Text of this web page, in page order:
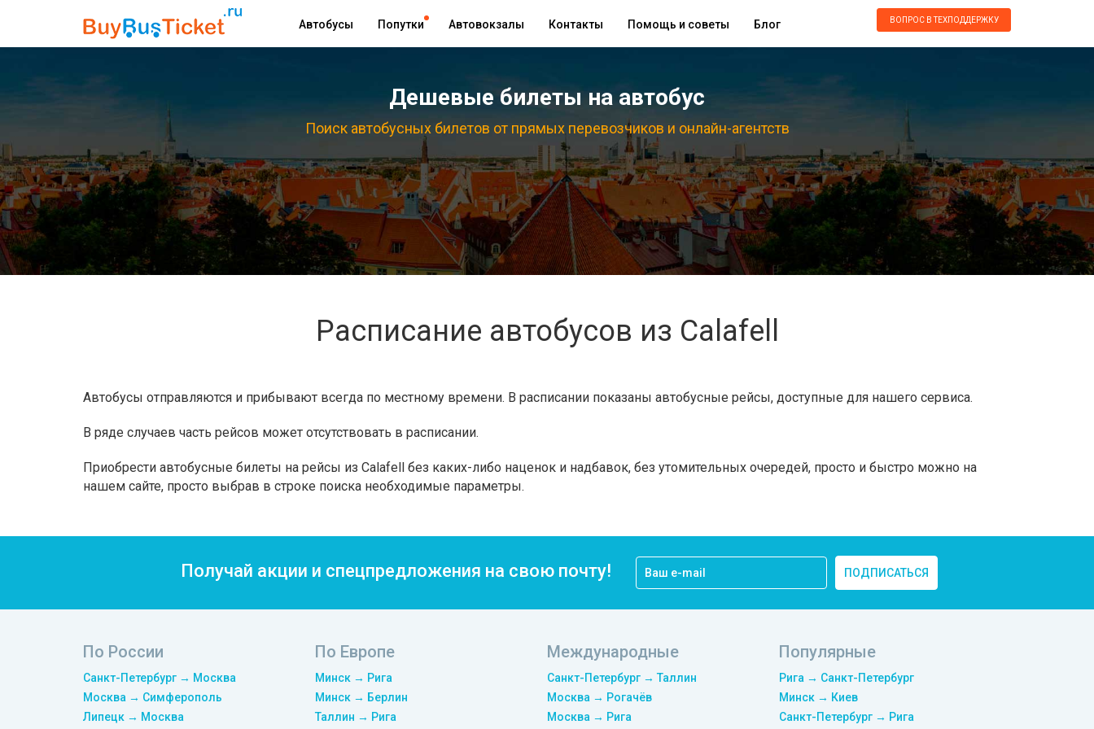
Автобусы Попутки Автовокзалы Контакты Помощь и советы Блог ВОПРОС В ТЕХПОДДЕРЖКУ
Дешевые билеты на автобус
Поиск автобусных билетов от прямых перевозчиков и онлайн-агентств
Расписание автобусов из Calafell
Автобусы отправляются и прибывают всегда по местному времени. В расписании показаны автобусные рейсы, доступные для нашего сервиса.
В ряде случаев часть рейсов может отсутствовать в расписании.
Приобрести автобусные билеты на рейсы из Calafell без каких-либо наценок и надбавок, без утомительных очередей, просто и быстро можно на
нашем сайте, просто выбрав в строке поиска необходимые параметры.
Получай акции и спецпредложения на свою почту! ПОДПИСАТЬСЯ
По России
Санкт-Петербург → Москва
Москва → Симферополь
Липецк → Москва
По Европе
Минск → Рига
Минск → Берлин
Таллин → Рига
Международные
Санкт-Петербург → Таллин
Москва → Рогачёв
Москва → Рига
Популярные
Рига → Санкт-Петербург
Минск → Киев
Санкт-Петербург → Рига